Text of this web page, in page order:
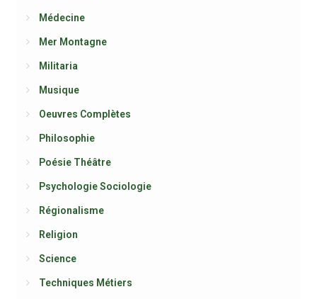
Médecine
Mer Montagne
Militaria
Musique
Oeuvres Complètes
Philosophie
Poésie Théâtre
Psychologie Sociologie
Régionalisme
Religion
Science
Techniques Métiers